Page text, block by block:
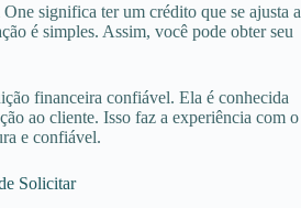
significa ter um crédito que se ajusta a
é simples. Assim, você pode obter seu
financeira confiável. Ela é conhecida
ao cliente. Isso faz a experiência com o
e confiável.
Solicitar